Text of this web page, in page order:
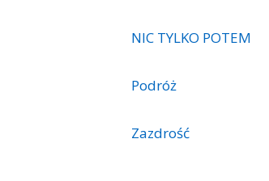
NIC TYLKO POTEM
Podróż
Zazdrość